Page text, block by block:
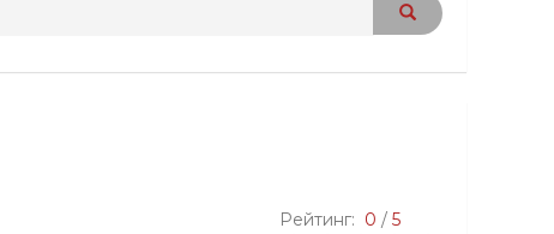
Рейтинг: 0 / 5